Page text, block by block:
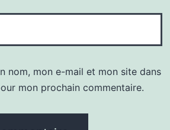
nom, mon e-mail et mon site dans
mon prochain commentaire.